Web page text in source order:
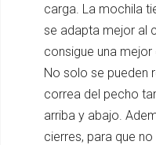
carga. La mochila
se adapta mejor al
consigue una
No solo se pueden
correa del pecho
arriba y abajo.
cierres, para que